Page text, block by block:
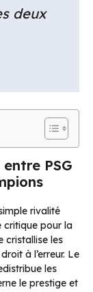
deux
PSG
rivalité
critique pour la
cristallise les
à l’erreur. Le
les
le prestige et